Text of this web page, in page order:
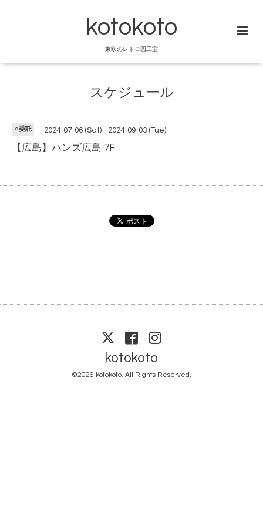
kotokoto
東欧のレトロ図工室
スケジュール
○委託 2024-07-06 (Sat) - 2024-09-03 (Tue)
【広島】ハンズ広島 7F
kotokoto
©2026 kotokoto. All Rights Reserved.